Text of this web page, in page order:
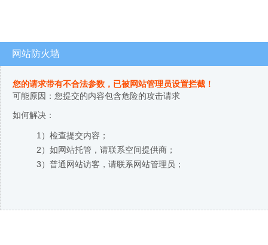
网站防火墙
您的请求带有不合法参数，已被网站管理员设置拦截！
可能原因：您提交的内容包含危险的攻击请求
如何解决：
1）检查提交内容；
2）如网站托管，请联系空间提供商；
3）普通网站访客，请联系网站管理员；